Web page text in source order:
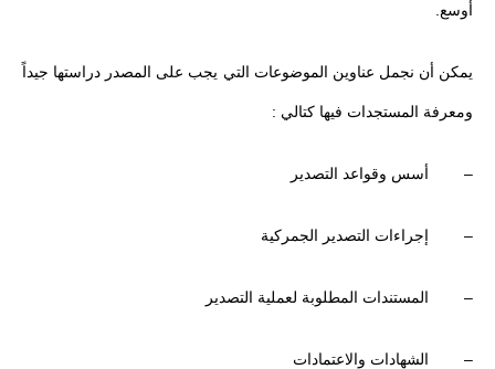
أوسع.
يمكن أن نجمل عناوين الموضوعات التي يجب على المصدر دراستها جيداً
ومعرفة المستجدات فيها كتالي :
– أسس وقواعد التصدير
– إجراءات التصدير الجمركية
– المستندات المطلوبة لعملية التصدير
– الشهادات والاعتمادات